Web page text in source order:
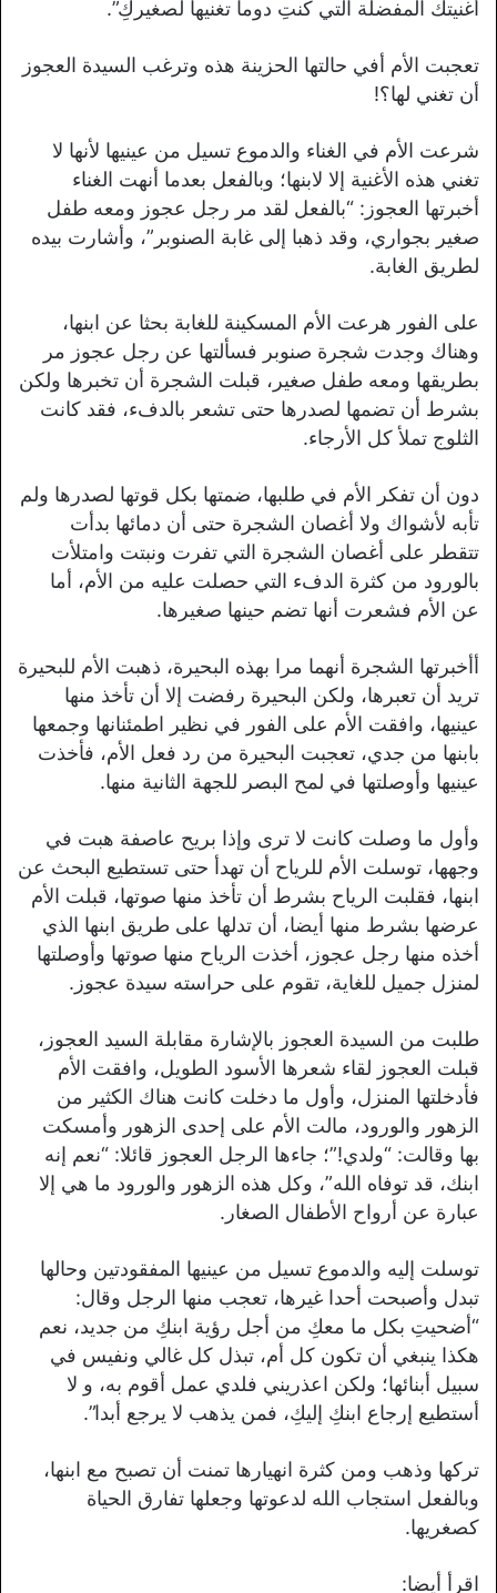
أغنيتك المفضلة التي كنتِ دوما تغنيها لصغيركِ”.
تعجبت الأم أفي حالتها الحزينة هذه وترغب السيدة العجوز
أن تغني لها؟!
شرعت الأم في الغناء والدموع تسيل من عينيها لأنها لا
تغني هذه الأغنية إلا لابنها؛ وبالفعل بعدما أنهت الغناء
أخبرتها العجوز: “بالفعل لقد مر رجل عجوز ومعه طفل
صغير بجواري، وقد ذهبا إلى غابة الصنوبر”، وأشارت بيده
لطريق الغابة.
على الفور هرعت الأم المسكينة للغابة بحثا عن ابنها،
وهناك وجدت شجرة صنوبر فسألتها عن رجل عجوز مر
بطريقها ومعه طفل صغير، قبلت الشجرة أن تخبرها ولكن
بشرط أن تضمها لصدرها حتى تشعر بالدفء، فقد كانت
الثلوج تملأ كل الأرجاء.
دون أن تفكر الأم في طلبها، ضمتها بكل قوتها لصدرها ولم
تأبه لأشواك ولا أغصان الشجرة حتى أن دمائها بدأت
تتقطر على أغصان الشجرة التي تفرت ونبتت وامتلأت
بالورود من كثرة الدفء التي حصلت عليه من الأم، أما
عن الأم فشعرت أنها تضم حينها صغيرها.
أأخبرتها الشجرة أنهما مرا بهذه البحيرة، ذهبت الأم للبحيرة
تريد أن تعبرها، ولكن البحيرة رفضت إلا أن تأخذ منها
عينيها، وافقت الأم على الفور في نظير اطمئنانها وجمعها
بابنها من جدي، تعجبت البحيرة من رد فعل الأم، فأخذت
عينيها وأوصلتها في لمح البصر للجهة الثانية منها.
وأول ما وصلت كانت لا ترى وإذا بريح عاصفة هبت في
وجهها، توسلت الأم للرياح أن تهدأ حتى تستطيع البحث عن
ابنها، فقلبت الرياح بشرط أن تأخذ منها صوتها، قبلت الأم
عرضها بشرط منها أيضا، أن تدلها على طريق ابنها الذي
أخذه منها رجل عجوز، أخذت الرياح منها صوتها وأوصلتها
لمنزل جميل للغاية، تقوم على حراسته سيدة عجوز.
طلبت من السيدة العجوز بالإشارة مقابلة السيد العجوز،
قبلت العجوز لقاء شعرها الأسود الطويل، وافقت الأم
فأدخلتها المنزل، وأول ما دخلت كانت هناك الكثير من
الزهور والورود، مالت الأم على إحدى الزهور وأمسكت
بها وقالت: “ولدي!”؛ جاءها الرجل العجوز قائلا: “نعم إنه
ابنك، قد توفاه الله”، وكل هذه الزهور والورود ما هي إلا
عبارة عن أرواح الأطفال الصغار.
توسلت إليه والدموع تسيل من عينيها المفقودتين وحالها
تبدل وأصبحت أحدا غيرها، تعجب منها الرجل وقال:
“أضحيتِ بكل ما معكِ من أجل رؤية ابنكِ من جديد، نعم
هكذا ينبغي أن تكون كل أم، تبذل كل غالي ونفيس في
سبيل أبنائها؛ ولكن اعذريني فلدي عمل أقوم به، و لا
أستطيع إرجاع ابنكِ إليكِ، فمن يذهب لا يرجع أبدا”.
تركها وذهب ومن كثرة انهيارها تمنت أن تصبح مع ابنها،
وبالفعل استجاب الله لدعوتها وجعلها تفارق الحياة
كصغريها.
اقرأ أيضا: